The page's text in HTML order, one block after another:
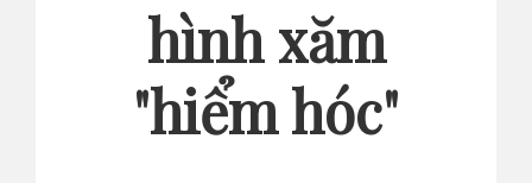
hình xăm
"hiểm hóc"